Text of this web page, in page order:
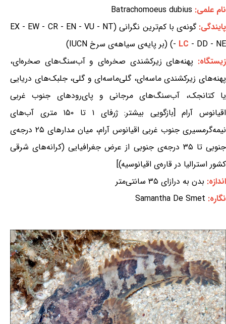
نام علمی: Batrachomoeus dubius
پایندگی:
گونه‌ی با کم‌ترین نگرانی (EX - EW - CR - EN - VU - NT
- LC - DD - NE) (بر پایه‌ی سیاهه‌ی سرخ IUCN)
زیستگاه: پهنه‌های زیرکشندی صخره‌ای و آب‌سنگ‌های صخره‌ای،
پهنه‌های زیرکشندی ماسه‌ای، گلی‌ماسه‌ای و گلی، جلبک‌های دریایی
یا کتانجک، آب‌سنگ‌های مرجانی و پای‌رودهای جنوب غربی
اقیانوس آرام [بازگویی بیشتر: ژرفای ۱ تا ۱۵۰ متری آب‌های
نیمه‌گرمسیری جنوب غربی اقیانوس آرام، میان مدارهای ۲۵ درجه‌ی
جنوبی تا ۳۵ درجه‌ی جنوبی از عرض جغرافیایی (کرانه‌های شرقی
کشور استرالیا در قاره‌ی اقیانوسیه)]
اندازه: بدن به درازای ۳۵ سانتی‌متر
نگاره: Samantha De Smet